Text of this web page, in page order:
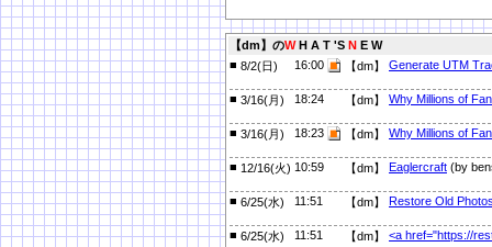
【dm】のWH A T 'S N E W
■ 8/2(日) 16:00 【dm】 Generate UTM
■ 3/16(月) 18:24 【dm】 Why Millions of
■ 3/16(月) 18:23 【dm】 Why Millions of
■ 12/16(火) 10:59 【dm】 Eaglercraft (by
■ 6/25(水) 11:51 【dm】 Restore Old
■ 6/25(水) 11:51 【dm】 <a href="https://